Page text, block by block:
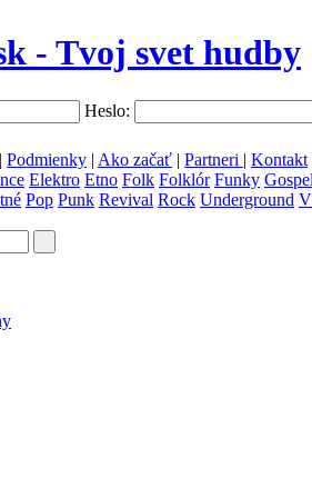
- Tvoj svet hudby
Heslo:
| Podmienky | Ako začať | Partneri | Kontakt
Elektro Etno Folk Folklór Funky Gospel
Pop Punk Revival Rock Underground